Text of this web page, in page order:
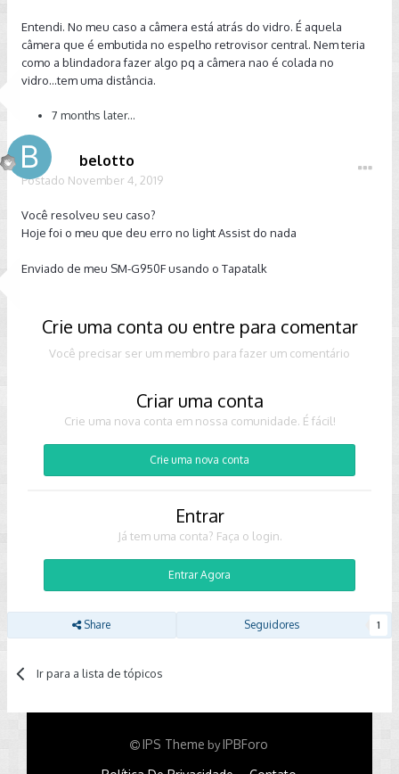
Entendi. No meu caso a câmera está atrás do vidro. É aquela
câmera que é embutida no espelho retrovisor central. Nem teria
como a blindadora fazer algo pq a câmera nao é colada no
vidro...tem uma distância.
7 months later...
belotto
Postado November 4, 2019
Você resolveu seu caso?
Hoje foi o meu que deu erro no light Assist do nada
Enviado de meu SM-G950F usando o Tapatalk
Crie uma conta ou entre para comentar
Você precisar ser um membro para fazer um comentário
Criar uma conta
Crie uma nova conta em nossa comunidade. É fácil!
Crie uma nova conta
Entrar
Já tem uma conta? Faça o login.
Entrar Agora
Share Seguidores 1
Ir para a lista de tópicos
IPS Theme byIPBForo